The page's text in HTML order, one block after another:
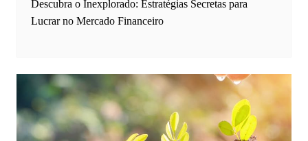
Descubra o Inexplorado: Estratégias Secretas para
Lucrar no Mercado Financeiro